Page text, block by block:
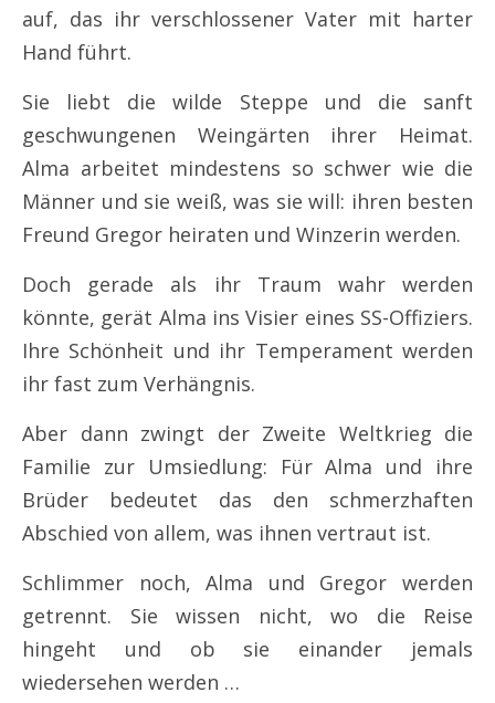
auf, das ihr verschlossener Vater mit harter
Hand führt.
Sie liebt die wilde Steppe und die sanft
geschwungenen Weingärten ihrer Heimat.
Alma arbeitet mindestens so schwer wie die
Männer und sie weiß, was sie will: ihren besten
Freund Gregor heiraten und Winzerin werden.
Doch gerade als ihr Traum wahr werden
könnte, gerät Alma ins Visier eines SS-Offiziers.
Ihre Schönheit und ihr Temperament werden
ihr fast zum Verhängnis.
Aber dann zwingt der Zweite Weltkrieg die
Familie zur Umsiedlung: Für Alma und ihre
Brüder bedeutet das den schmerzhaften
Abschied von allem, was ihnen vertraut ist.
Schlimmer noch, Alma und Gregor werden
getrennt. Sie wissen nicht, wo die Reise
hingeht und ob sie einander jemals
wiedersehen werden …